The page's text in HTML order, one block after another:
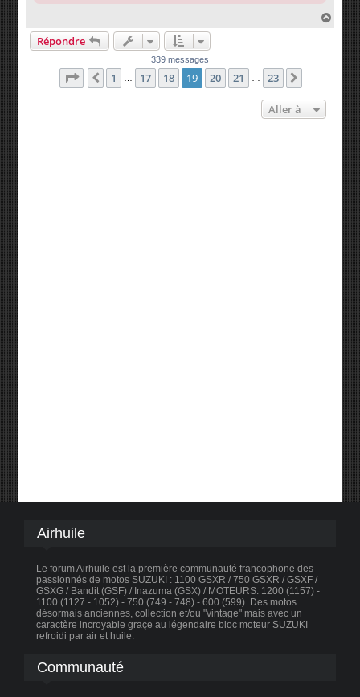
Répondre
339 messages
Page 19 23
Précédente
1 17 18 19 20 21 23
Aller à
Airhuile
Le forum Airhuile est la première communauté francophone des
passionnés de motos SUZUKI : 1100 GSXR / 750 GSXR / GSXF /
GSXG / Bandit (GSF) / Inazuma (GSX) / MOTEURS: 1200 (1157) -
1100 (1127 - 1052) - 750 (749 - 748) - 600 (599). Des motos
désormais anciennes, collection et/ou "vintage" mais avec un
caractère incroyable graçe au légendaire bloc moteur SUZUKI
refroidi par air et huile.
Communauté